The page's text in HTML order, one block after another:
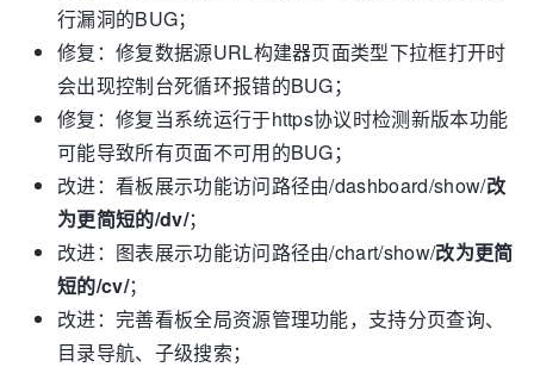
行漏洞的BUG；
修复：修复数据源URL构建器页面类型下拉框打开时
会出现控制台死循环报错的BUG；
修复：修复当系统运行于https协议时检测新版本功能
可能导致所有页面不可用的BUG；
改进：看板展示功能访问路径由/dashboard/show/改
为更简短的/dv/；
改进：图表展示功能访问路径由/chart/show/改为更简
短的/cv/；
改进：完善看板全局资源管理功能，支持分页查询、
目录导航、子级搜索；